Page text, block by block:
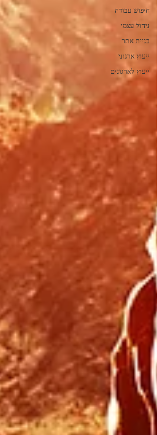
חיפוש עבודה
ניהול עצמי
בניית אתר
ייעוץ ארגוני
ייעוץ לארגונים